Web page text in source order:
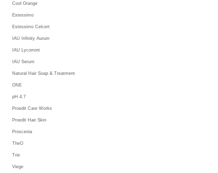
Cool Orange
Estessimo
Estessimo Celcert
IAU Infinity Aurum
IAU Lycomint
IAU Serum
Natural Hair Soap & Treatment
ONE
pH 4.7
Proedit Care Works
Proedit Hair Skin
Proscenia
TheO
Trie
Viege